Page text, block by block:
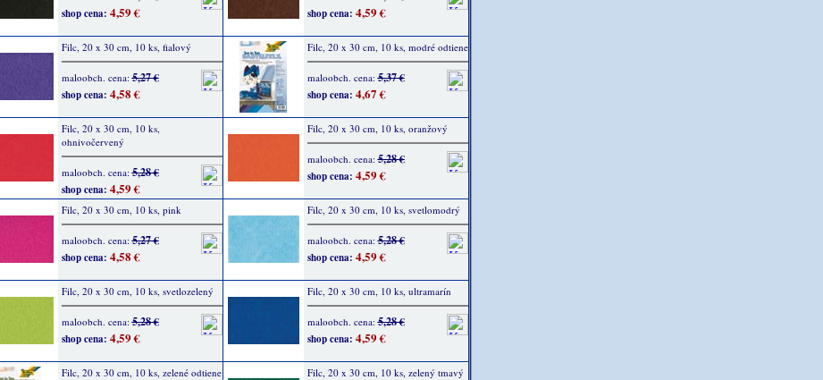
shop cena: 4,59 € shop cena: 4,59 €
Filc, 20 x 30 cm, 10 ks, fialový
maloobch. cena:5,27 €
shop cena: 4,58 €
Filc, 20 x 30 cm, 10 ks, modré odtiene
maloobch. cena:5,37 €
shop cena: 4,67 €
Filc, 20 x 30 cm, 10 ks,
ohnivočervený
maloobch. cena:5,28 €
shop cena: 4,59 €
Filc, 20 x 30 cm, 10 ks, oranžový
maloobch. cena:5,28 €
shop cena: 4,59 €
Filc, 20 x 30 cm, 10 ks, pink
maloobch. cena:5,27 €
shop cena: 4,58 €
Filc, 20 x 30 cm, 10 ks, svetlomodrý
maloobch. cena:5,28 €
shop cena: 4,59 €
Filc, 20 x 30 cm, 10 ks, svetlozelený
maloobch. cena:5,28 €
shop cena: 4,59 €
Filc, 20 x 30 cm, 10 ks, ultramarín
maloobch. cena:5,28 €
shop cena: 4,59 €
Filc, 20 x 30 cm, 10 ks, zelené odtiene Filc, 20 x 30 cm, 10 ks, zelený tmavý